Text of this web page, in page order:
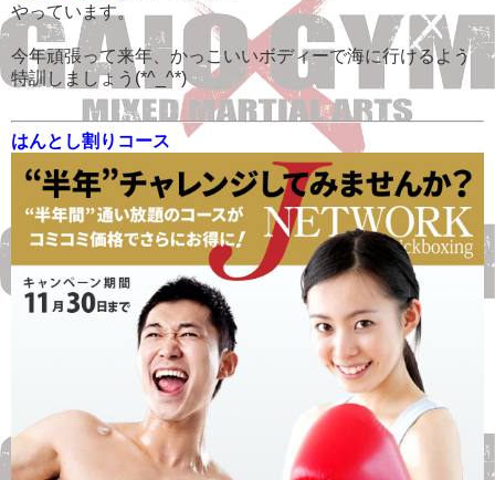
やっています。
今年頑張って来年、かっこいいボディーで海に行けるよう
特訓しましょう(*^_^*)
はんとし割りコース